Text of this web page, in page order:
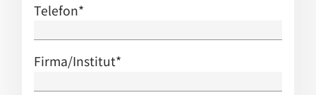
Telefon*
Firma/Institut*